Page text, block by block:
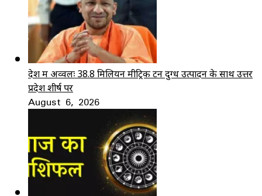
देश में अव्वलः 38.8 मिलियन मीट्रिक टन दुग्ध उत्पादन के साथ उत्तर
प्रदेश शीर्ष पर
August 6, 2026